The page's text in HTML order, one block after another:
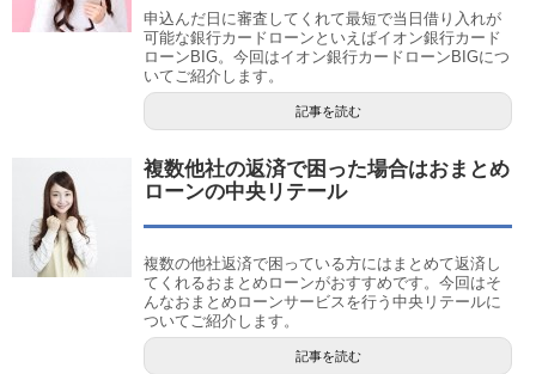
申込んだ日に審査してくれて最短で当日借り入れが
可能な銀行カードローンといえばイオン銀行カード
ローンBIG。今回はイオン銀行カードローンBIGにつ
いてご紹介します。
記事を読む
複数他社の返済で困った場合はおまとめ
ローンの中央リテール
複数の他社返済で困っている方にはまとめて返済し
てくれるおまとめローンがおすすめです。今回はそ
んなおまとめローンサービスを行う中央リテールに
ついてご紹介します。
記事を読む